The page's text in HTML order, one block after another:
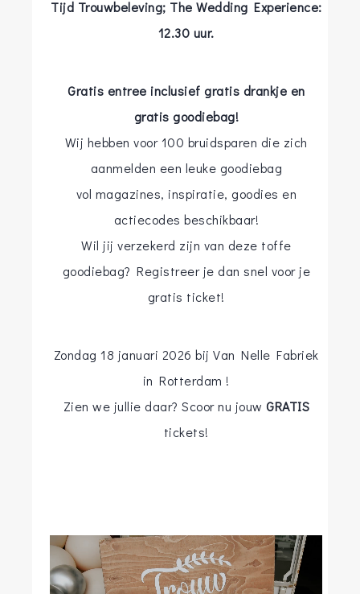
Tijd Trouwbeleving; The Wedding Experience:
12.30 uur.
Gratis entree inclusief gratis drankje en
gratis goodiebag!
Wij hebben voor 100 bruidsparen die zich
aanmelden een leuke goodiebag
vol magazines, inspiratie, goodies en
actiecodes beschikbaar!
Wil jij verzekerd zijn van deze toffe
goodiebag? Registreer je dan snel voor je
gratis ticket!
Zondag 18 januari 2026 bij Van Nelle Fabriek
in Rotterdam !
Zien we jullie daar? Scoor nu jouwGRATIS
tickets!
Videospeler